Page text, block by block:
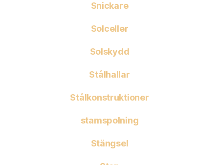
Snickare
Solceller
Solskydd
Stålhallar
Stålkonstruktioner
stamspolning
Stängsel